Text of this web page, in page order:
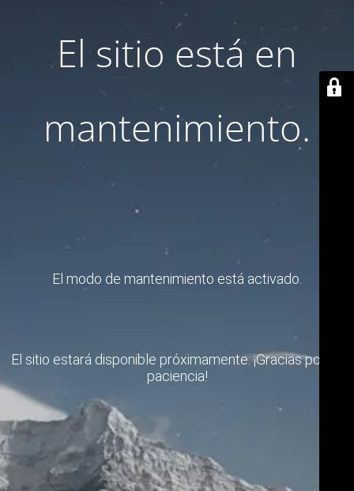
El sitio está en
mantenimiento.
El modo de mantenimiento está activado.
El sitio estará disponible próximamente. ¡Gracias por su
paciencia!